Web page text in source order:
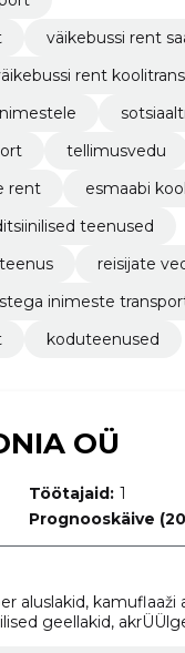
väikebussi rent
rent
tellimusvedu
rent
esmaabi
teenused
reisijate
inimeste
koduteenused
OÜ
Töötajaid: 1
Prognooskäive
aluslakid, kamuflaaži
geellakid,